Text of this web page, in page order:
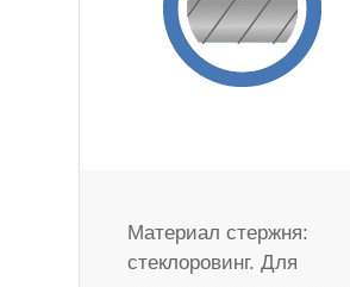
Материал стержня:
стеклоровинг. Для